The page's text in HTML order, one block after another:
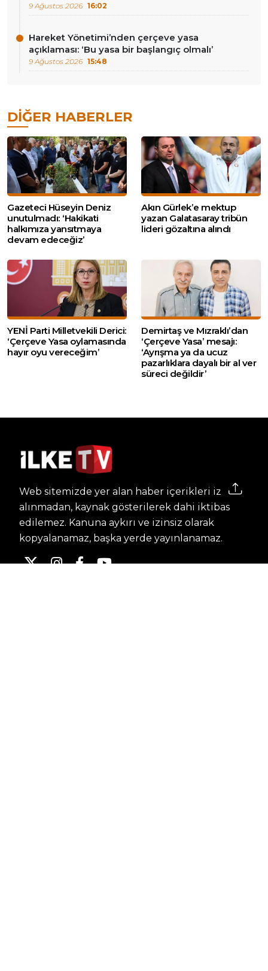
9 Ağustos 2026 16:02
Hareket Yönetimi’nden çerçeve yasa
açıklaması: ‘Bu yasa bir başlangıç olmalı’
9 Ağustos 2026 15:48
DIĞER HABERLER
Gazeteci Hüseyin Deniz
unutulmadı: ‘Hakikati
halkımıza yansıtmaya
devam edeceğiz’
Akın Gürlek’e mektup
yazan Galatasaray tribün
lideri gözaltına alındı
YENİ Parti Milletvekili Derici:
‘Çerçeve Yasa oylamasında
hayır oyu vereceğim’
Demirtaş ve Mızraklı’dan
‘Çerçeve Yasa’ mesajı:
‘Ayrışma ya da ucuz
pazarlıklara dayalı bir al ver
süreci değildir’
Web sitemizde yer alan haber içerikleri izin
alınmadan, kaynak gösterilerek dahi iktibas
edilemez. Kanuna aykırı ve izinsiz olarak
kopyalanamaz, başka yerde yayınlanamaz.